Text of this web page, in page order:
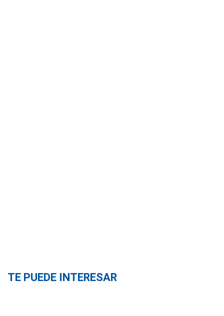
TE PUEDE INTERESAR